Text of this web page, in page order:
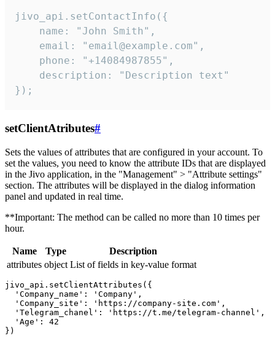
jivo_api.setContactInfo({
    name: "John Smith",
    email: "email@example.com",
    phone: "+14084987855",
    description: "Description text"
});
setClientAtributes#
Sets the values ​​of attributes that are configured in your account. To
set the values, you need to know the attribute IDs that are displayed
in the Jivo application, in the "Management" > "Attribute settings"
section. The attributes will be displayed in the dialog information
panel and updated in real time.
**Important: The method can be called no more than 10 times per
hour.
Name Type
Description
attributes object List of fields in key-value format
jivo_api.setClientAttributes({
  'Company_name': 'Company',
  'Company_site': 'https://company-site.com',
  'Telegram_chanel': 'https://t.me/telegram-channel',
  'Age': 42